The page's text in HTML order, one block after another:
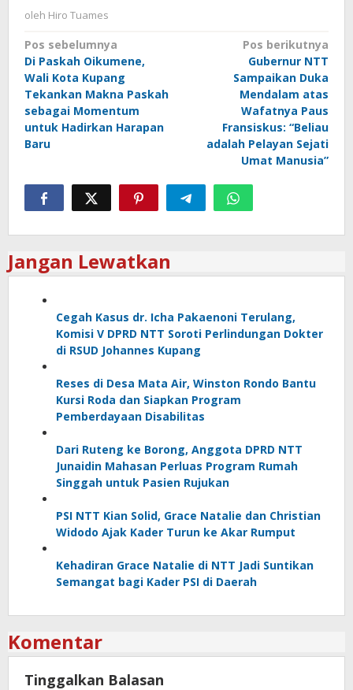
oleh Hiro Tuames
Navigasi
pos
Pos sebelumnya
Di Paskah Oikumene,
Wali Kota Kupang
Tekankan Makna Paskah
sebagai Momentum
untuk Hadirkan Harapan
Baru
Pos berikutnya
Gubernur NTT
Sampaikan Duka
Mendalam atas
Wafatnya Paus
Fransiskus: “Beliau
adalah Pelayan Sejati
Umat Manusia”
Jangan Lewatkan
Cegah Kasus dr. Icha Pakaenoni Terulang,
Komisi V DPRD NTT Soroti Perlindungan Dokter
di RSUD Johannes Kupang
Reses di Desa Mata Air, Winston Rondo Bantu
Kursi Roda dan Siapkan Program
Pemberdayaan Disabilitas
Dari Ruteng ke Borong, Anggota DPRD NTT
Junaidin Mahasan Perluas Program Rumah
Singgah untuk Pasien Rujukan
PSI NTT Kian Solid, Grace Natalie dan Christian
Widodo Ajak Kader Turun ke Akar Rumput
Kehadiran Grace Natalie di NTT Jadi Suntikan
Semangat bagi Kader PSI di Daerah
Komentar
Tinggalkan Balasan